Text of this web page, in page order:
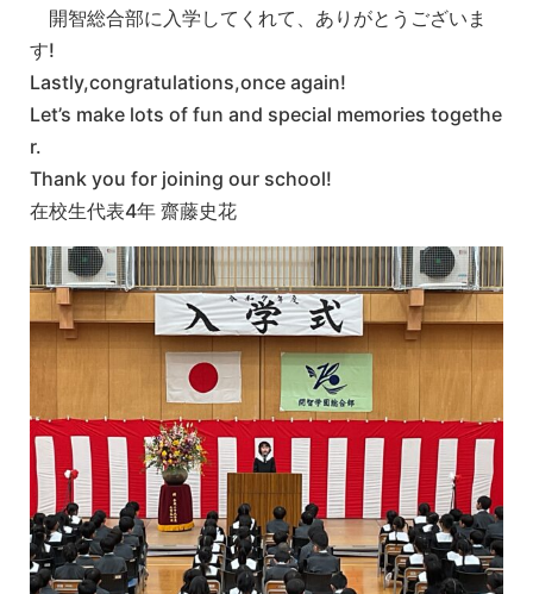
開智総合部に入学してくれて、ありがとうございま
す!
Lastly,congratulations,once again!
Let’s make lots of fun and special memories togethe
r.
Thank you for joining our school!
在校生代表4年 齋藤史花